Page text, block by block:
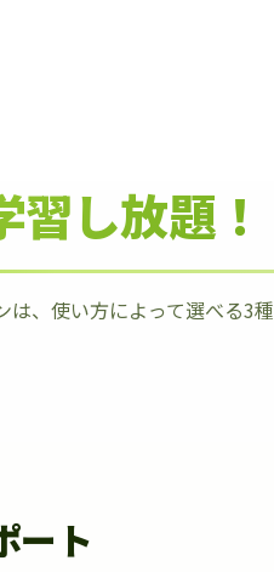
習し放題！
、使い方によって選べる3
ート